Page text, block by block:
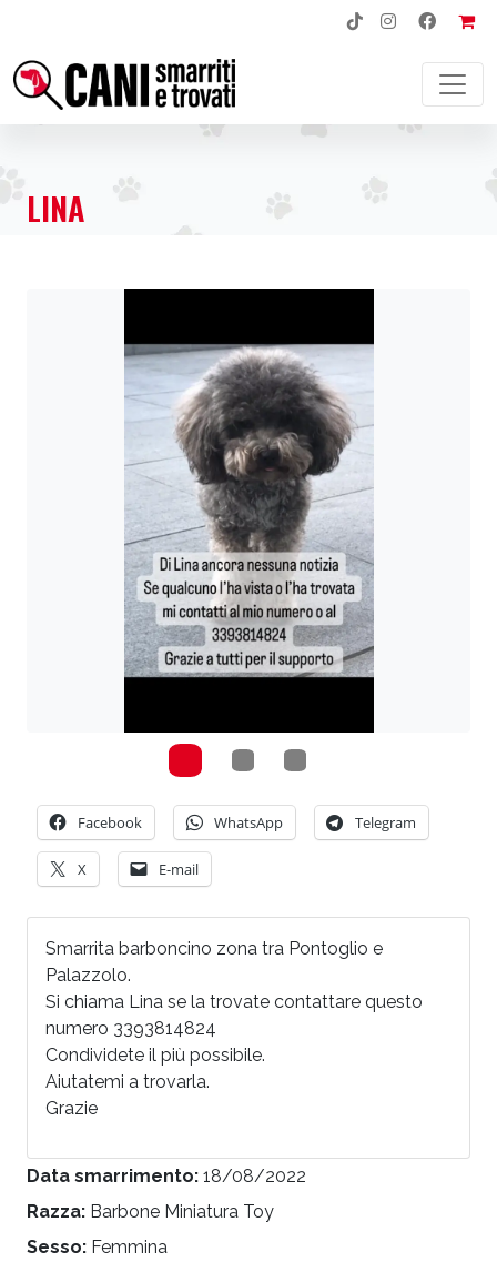
NAVIGAZIONE PRINCIPALE
LINA
Facebook WhatsApp Telegram
X E-mail
Smarrita barboncino zona tra Pontoglio e
Palazzolo.
Si chiama Lina se la trovate contattare questo
numero 3393814824
Condividete il più possibile.
Aiutatemi a trovarla.
Grazie
Data smarrimento: 18/08/2022
Razza: Barbone Miniatura Toy
Sesso: Femmina